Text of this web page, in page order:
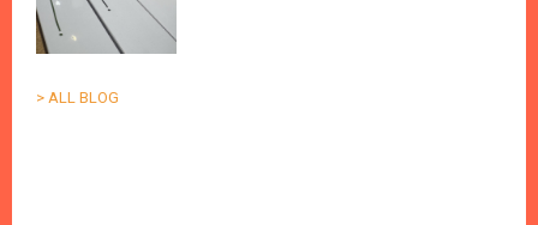
> ALL BLOG